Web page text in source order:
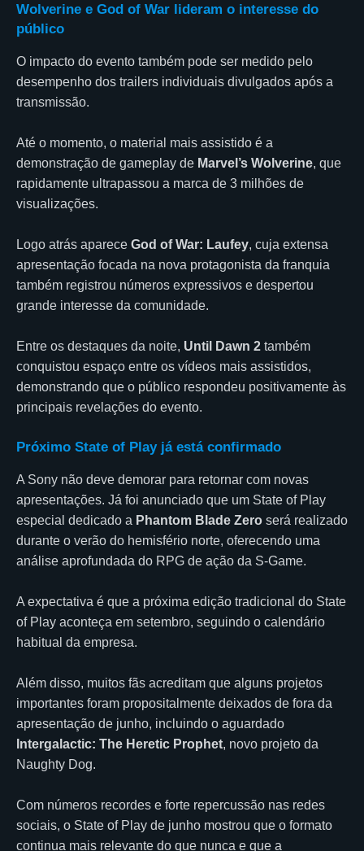
Wolverine e God of War lideram o interesse do
público
O impacto do evento também pode ser medido pelo
desempenho dos trailers individuais divulgados após a
transmissão.
Até o momento, o material mais assistido é a
demonstração de gameplay de Marvel’s Wolverine, que
rapidamente ultrapassou a marca de 3 milhões de
visualizações.
Logo atrás aparece God of War: Laufey, cuja extensa
apresentação focada na nova protagonista da franquia
também registrou números expressivos e despertou
grande interesse da comunidade.
Entre os destaques da noite, Until Dawn 2 também
conquistou espaço entre os vídeos mais assistidos,
demonstrando que o público respondeu positivamente às
principais revelações do evento.
Próximo State of Play já está confirmado
A Sony não deve demorar para retornar com novas
apresentações. Já foi anunciado que um State of Play
especial dedicado a Phantom Blade Zero será realizado
durante o verão do hemisfério norte, oferecendo uma
análise aprofundada do RPG de ação da S-Game.
A expectativa é que a próxima edição tradicional do State
of Play aconteça em setembro, seguindo o calendário
habitual da empresa.
Além disso, muitos fãs acreditam que alguns projetos
importantes foram propositalmente deixados de fora da
apresentação de junho, incluindo o aguardado
Intergalactic: The Heretic Prophet, novo projeto da
Naughty Dog.
Com números recordes e forte repercussão nas redes
sociais, o State of Play de junho mostrou que o formato
continua mais relevante do que nunca e que a